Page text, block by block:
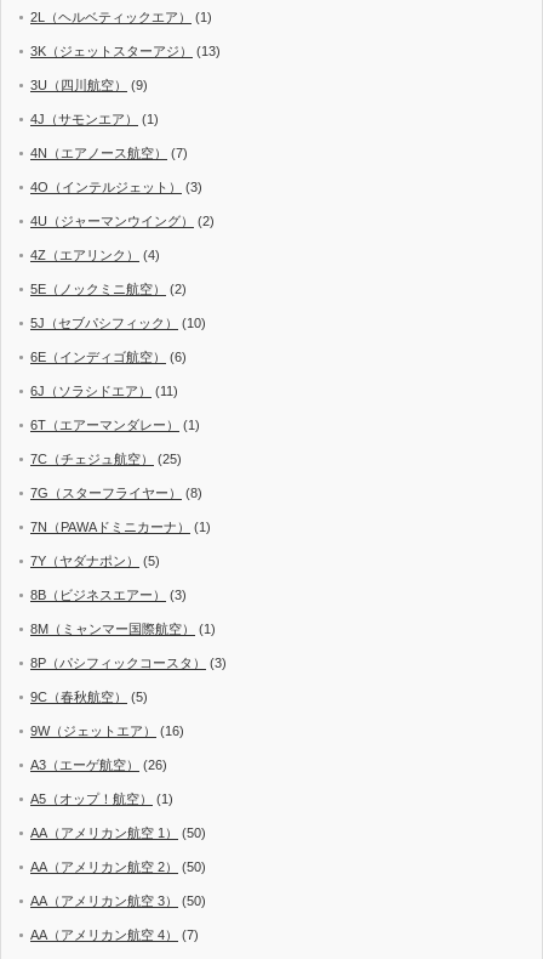
2L（ヘルベティックエア） (1)
3K（ジェットスターアジ） (13)
3U（四川航空） (9)
4J（サモンエア） (1)
4N（エアノース航空） (7)
4O（インテルジェット） (3)
4U（ジャーマンウイング） (2)
4Z（エアリンク） (4)
5E（ノックミニ航空） (2)
5J（セブパシフィック） (10)
6E（インディゴ航空） (6)
6J（ソラシドエア） (11)
6T（エアーマンダレー） (1)
7C（チェジュ航空） (25)
7G（スターフライヤー） (8)
7N（PAWAドミニカーナ） (1)
7Y（ヤダナポン） (5)
8B（ビジネスエアー） (3)
8M（ミャンマー国際航空） (1)
8P（パシフィックコースタ） (3)
9C（春秋航空） (5)
9W（ジェットエア） (16)
A3（エーゲ航空） (26)
A5（オップ！航空） (1)
AA（アメリカン航空 1） (50)
AA（アメリカン航空 2） (50)
AA（アメリカン航空 3） (50)
AA（アメリカン航空 4） (7)